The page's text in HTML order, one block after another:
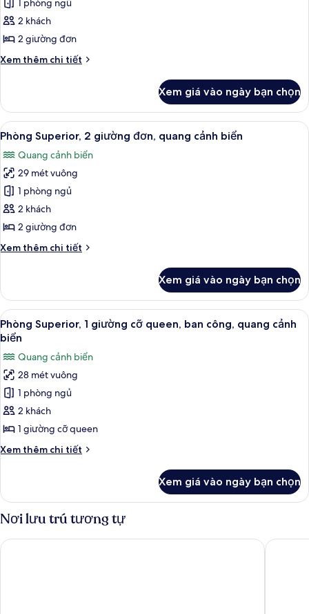
ảnh
Phòng,
2
giường
đơn
1 phòng ngủ
2 khách
2 giường đơn
Xem thêm chi tiết
Chi
Phòng,
giường
Xem giá vào ngày bạn chọn
Xem
tất
cả
ảnh
Phòng
Superior,
2
đơn,
biển
Phòng Superior, 2 giường đơn,
7
Phòng Superior, 2 giường đơn, quang cảnh biển
Quang cảnh biển
29 mét vuông
1 phòng ngủ
2 khách
2 giường đơn
Xem thêm chi tiết
Chi
Phòng
Superior,
2
giường
đơn,
quang
cảnh
biển
Xem giá vào ngày bạn chọn
Xem
tất
ảnh
Phòng
Superior,
1
giường
cỡ
queen,
công,
quang
cảnh
biển
Phòng Superior, 1 giường cỡ
9
Phòng Superior, 1 giường cỡ queen, ban công, quang cảnh
biển
Quang cảnh biển
28 mét vuông
1 phòng ngủ
2 khách
1 giường cỡ queen
Xem thêm chi tiết
Chi
Phòng
Superior,
1
giường
cỡ
Xem giá vào ngày bạn chọn
Nơi lưu trú tương tự
Leonardo Royal Hotel Brighton Waterfront The